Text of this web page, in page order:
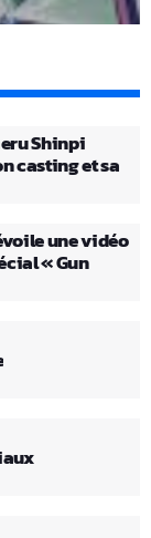
Shinpi
casting et sa
une vidéo
« Gun